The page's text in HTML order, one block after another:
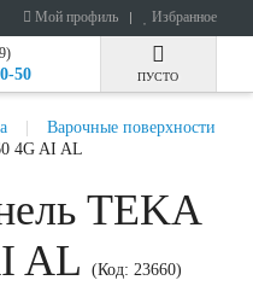
Мой профиль Избранное
50 ПУСТО
Варочные поверхности
4G AI AL
TEKA
AL
(Код: 23660)